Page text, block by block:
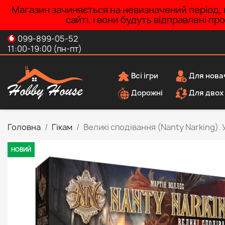
Магазин зачиняється на невизначений
сайті, і вони будуть відправлені
099-899-05-52
11:00-19:00 (пн-пт)
Всі ігри
Для
Дорожні
Для двох
Головна Гікам Великі сподівання (Nanty Narking).
НОВИЙ